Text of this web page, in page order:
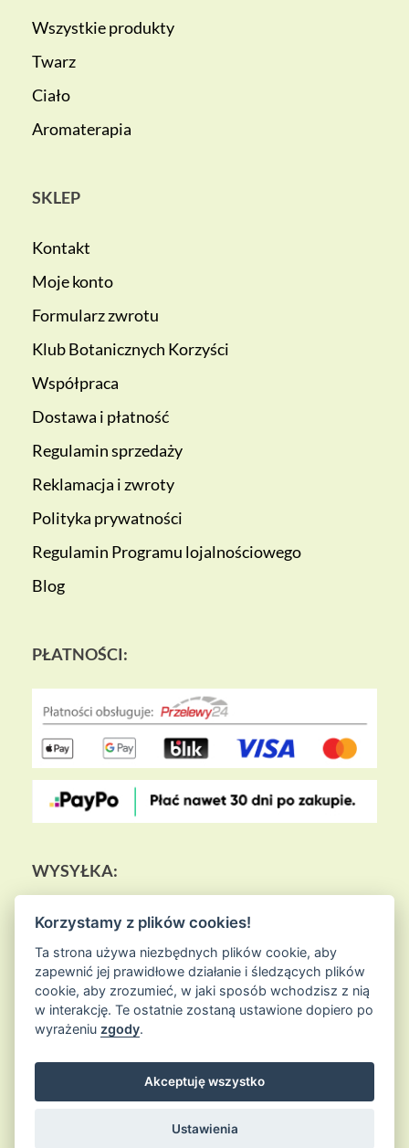
Wszystkie produkty
Twarz
Ciało
Aromaterapia
SKLEP
Kontakt
Moje konto
Formularz zwrotu
Klub Botanicznych Korzyści
Współpraca
Dostawa i płatność
Regulamin sprzedaży
Reklamacja i zwroty
Polityka prywatności
Regulamin Programu lojalnościowego
Blog
PŁATNOŚCI:
WYSYŁKA:
© 2026Sklep Ziołowa Wyspais proudly powered by
Entries (RSS) and Comments (RSS)
Korzystamy z plików cookies!
Ta strona używa niezbędnych plików cookie, aby
zapewnić jej prawidłowe działanie i śledzących plików
cookie, aby zrozumieć, w jaki sposób wchodzisz z nią
w interakcję. Te ostatnie zostaną ustawione dopiero po
wyrażeniu zgody.
Akceptuję wszystko
Ustawienia